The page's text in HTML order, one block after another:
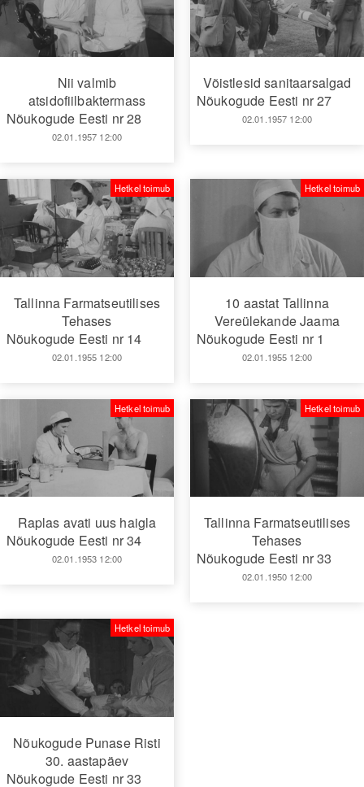
Nii valmib
atsidofiilbaktermass
Nõukogude Eesti nr 28
02.01.1957 12:00
Võistlesid sanitaarsalgad
Nõukogude Eesti nr 27
02.01.1957 12:00
Tallinna Farmatseutilises
Tehases
Nõukogude Eesti nr 14
02.01.1955 12:00
Hetkel toimub
10 aastat Tallinna
Vereülekande Jaama
Nõukogude Eesti nr 1
02.01.1955 12:00
Hetkel toimub
Raplas avati uus haigla
Nõukogude Eesti nr 34
02.01.1953 12:00
Hetkel toimub
Tallinna Farmatseutilises
Tehases
Nõukogude Eesti nr 33
02.01.1950 12:00
Hetkel toimub
Nõukogude Punase Risti
30. aastapäev
Nõukogude Eesti nr 33
Hetkel toimub